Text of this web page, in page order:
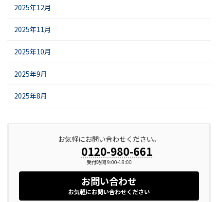
2025年12月
2025年11月
2025年10月
2025年9月
2025年8月
お気軽にお問い合わせください。
0120-980-661
受付時間 9:00-18:00
お問い合わせ
お気軽にお問い合わせください